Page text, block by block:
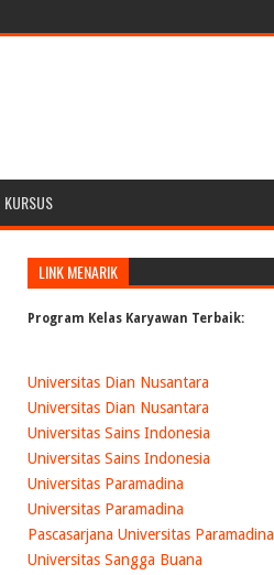
KURSUS
LINK MENARIK
Program Kelas Karyawan Terbaik:
Universitas Dian Nusantara
Universitas Dian Nusantara
Universitas Sains Indonesia
Universitas Sains Indonesia
Universitas Paramadina
Universitas Paramadina
Pascasarjana Universitas Paramadina
Universitas Sangga Buana